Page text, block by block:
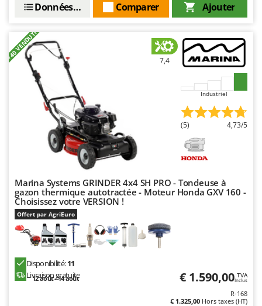
Tre Spade
Trev - Abrek - TecnoVIR
Trotec
Troy-Bilt
Udor
Unger
Vesco
Volpi
W
Waldner
Weber
WIDU
Ajouter
Comparer
Données techniques
+40 VENDUTI 7,4
Industriel
(5) 4,73/5
Marina Systems GRINDER 4x4 SH PRO - Tondeuse à
gazon thermique autotractée - Moteur Honda GXV 160 -
Choisissez votre VERSION !
Offert par AgriEuro
Disponibilité:11
Livraison gratuite
12 août - 14 août € 1.590,00 TVA
Inclus
R-168
€ 1.325,00 Hors taxes (HT)